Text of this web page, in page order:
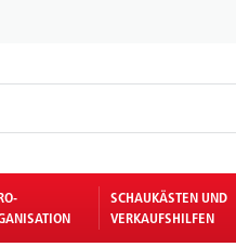
SCHAUKÄSTEN UND
VERKAUFSHILFEN